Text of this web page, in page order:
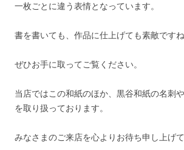
一枚ごとに違う表情となっています。
書を書いても、作品に仕上げても素敵ですね
ぜひお手に取ってご覧ください。
当店ではこの和紙のほか、黒谷和紙の名刺
を取り扱っております。
みなさまのご来店を心よりお待ち申し上げて